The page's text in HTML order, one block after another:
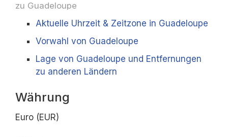
zu Guadeloupe
Aktuelle Uhrzeit & Zeitzone in Guadeloupe
Vorwahl von Guadeloupe
Lage von Guadeloupe und Entfernungen
zu anderen Ländern
Währung
Euro (EUR)